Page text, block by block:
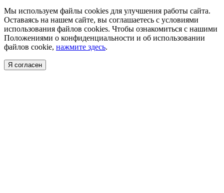
Мы используем файлы cookies для улучшения работы сайта.
Оставаясь на нашем сайте, вы соглашаетесь с условиями
использования файлов cookies. Чтобы ознакомиться с нашими
Положениями о конфиденциальности и об использовании
файлов cookie, нажмите здесь.
Я согласен